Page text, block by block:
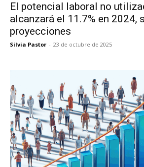
El potencial laboral no
alcanzará el 11.7% en 2024,
proyecciones
Silvia Pastor - 23 de octubre de 2025